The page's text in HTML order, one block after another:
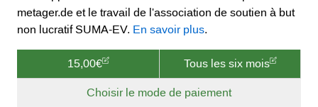
metager.de et le travail de l'association de soutien à but
non lucratif SUMA-EV. En savoir plus.
15,00€ Tous les six mois
Choisir le mode de paiement